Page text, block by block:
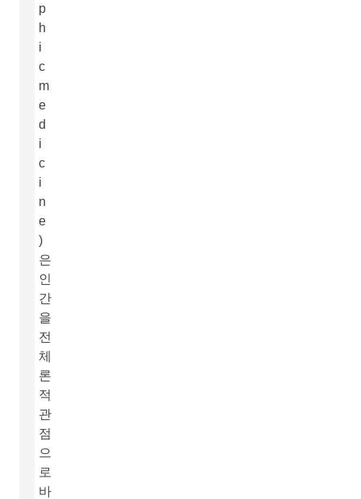
p
h
i
c
m
e
d
i
c
i
n
e
)
은
인
간
을
전
체
론
적
관
점
으
로
바